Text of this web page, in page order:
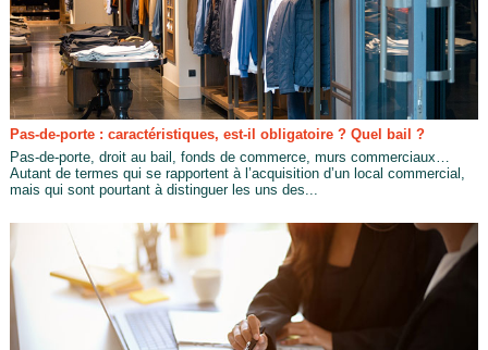
Pas-de-porte : caractéristiques, est-il obligatoire ? Quel bail ?
Pas-de-porte, droit au bail, fonds de commerce, murs commerciaux…
Autant de termes qui se rapportent à l’acquisition d’un local commercial,
mais qui sont pourtant à distinguer les uns des...